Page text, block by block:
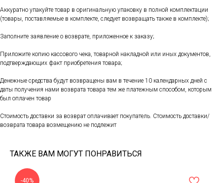
Аккуратно упакуйте товар в оригинальную упаковку в полной комплектации
(товары, поставляемые в комплекте, следует возвращать также в комплекте);
Заполните заявление о возврате, приложенное к заказу;
Приложите копию кассового чека, товарной накладной или иных документов,
подтверждающих факт приобретения товара;
Денежные средства будут возвращены вам в течение 10 календарных дней с
даты получения нами возврата товара тем же платежным способом, которым
был оплачен товар
Стоимость доставки за возврат оплачивает покупатель. Стоимость доставки/
возврата товара возмещению не подлежит
ТАКЖЕ ВАМ МОГУТ ПОНРАВИТЬСЯ
-40%